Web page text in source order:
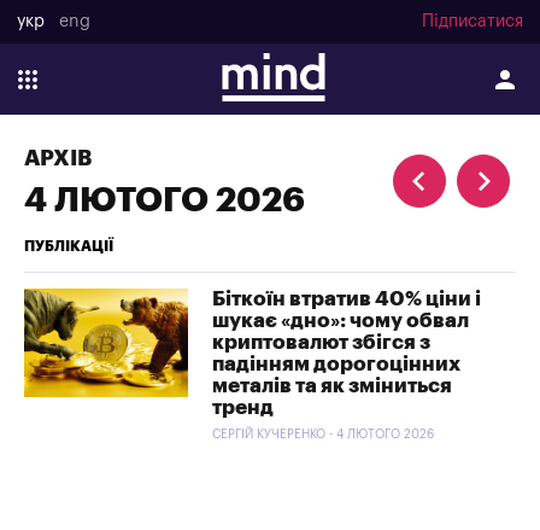
укр eng Підписатися
АРХІВ
4 ЛЮТОГО 2026
ПУБЛІКАЦІЇ
Біткоїн втратив 40% ціни і
шукає «дно»: чому обвал
криптовалют збігся з
падінням дорогоцінних
металів та як зміниться
тренд
СЕРГІЙ КУЧЕРЕНКО - 4 ЛЮТОГО 2026